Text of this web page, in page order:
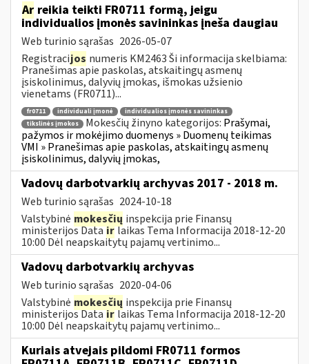
Ar reikia teikti FR0711 formą, jeigu
individualios įmonės savininkas įneša daugiau
Web turinio sąrašas 2026-05-07
Registracijos numeris KM2463 Ši informacija skelbiama:
Pranešimas apie paskolas, atskaitingų asmenų
įsiskolinimus, dalyvių įmokas, išmokas užsienio
vienetams (FR0711)...
fr0711 individuali įmonė
individualios įmonės savininkas
tikslinės įmokos
Mokesčių žinyno kategorijos: Prašymai,
pažymos ir mokėjimo duomenys » Duomenų teikimas
VMI » Pranešimas apie paskolas, atskaitingų asmenų
įsiskolinimus, dalyvių įmokas,
Vadovų darbotvarkių archyvas 2017 - 2018 m.
Web turinio sąrašas 2024-10-18
Valstybinė mokesčių inspekcija prie Finansų
ministerijos Datairlaikas Tema Informacija 2018-12-20
10:00 Dėl neapskaitytų pajamų vertinimo...
Vadovų darbotvarkių archyvas
Web turinio sąrašas 2020-04-06
Valstybinė mokesčių inspekcija prie Finansų
ministerijos Datairlaikas Tema Informacija 2018-12-20
10:00 Dėl neapskaitytų pajamų vertinimo...
Kuriais atvejais pildomi FR0711 formos